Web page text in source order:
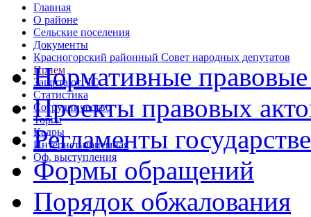
Главная
О районе
Сельские поселения
Документы
Красногорский районный Совет народных депутатов
Прием
Защита от ЧС
Статистика
Сотрудничество
Торги
Кадры
Интернет-приемная
Оф. выступления
Нормативные
Проекты правовых
Регламенты
Формы обращений
Порядок обжалования